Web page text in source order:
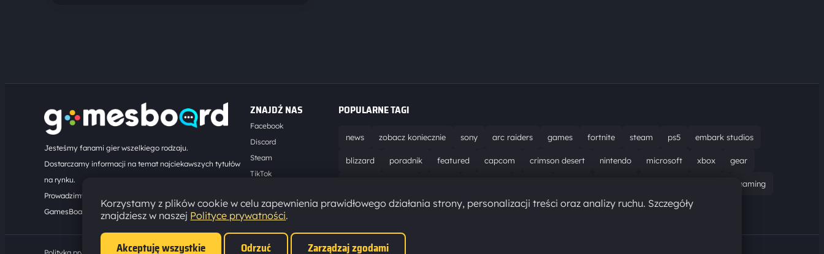
Jesteśmy fanami gier wszelkiego rodzaju.
Dostarczamy informacji na temat najciekawszych tytułów
na rynku.
Prowadzimy turnieje online. Działamy od 2008 roku.
GamesBoard.pl © 2026
ZNAJDŹ NAS
Facebook
Discord
Steam
TikTok
POPULARNE TAGI
news zobacz koniecznie sony arc raiders games fortnite steam ps5 embark studios
blizzard poradnik featured capcom crimson desert nintendo microsoft xbox gear
gaming
aktualizacja pc epic games hytale
Korzystamy z plików cookie w celu zapewnienia prawidłowego działania strony, personalizacji treści oraz analizy ruchu. Szczegóły
znajdziesz w naszej Polityce prywatności.
Akceptuję wszystkie Odrzuć Zarządzaj zgodami